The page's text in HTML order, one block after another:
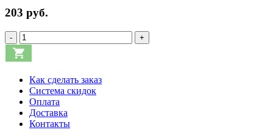
203 руб.
- +
Как сделать заказ
Система скидок
Оплата
Доставка
Контакты